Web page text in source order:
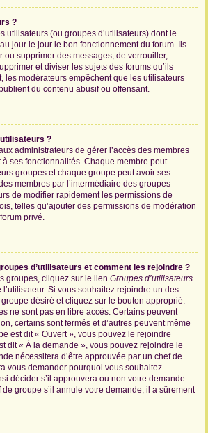
?
utilisateurs (ou groupes d’utilisateurs) dont le
jour le jour le bon fonctionnement du forum. Ils
ou supprimer des messages, de verrouiller,
et diviser les sujets des forums qu’ils
les modérateurs empêchent que les utilisateurs
du contenu abusif ou offensant.
?
administrateurs de gérer l’accès des membres
à ses fonctionnalités. Chaque membre peut
groupes et chaque groupe peut avoir ses
membres par l’intermédiaire des groupes
de modifier rapidement les permissions de
telles qu’ajouter des permissions de modération
privé.
d’utilisateurs et comment les rejoindre ?
groupes, cliquez sur le lien Groupes d’utilisateurs
Si vous souhaitez rejoindre un des
désiré et cliquez sur le bouton approprié.
ne sont pas en libre accès. Certains peuvent
certains sont fermés et d’autres peuvent même
est dit « Ouvert », vous pouvez le rejoindre
dit « À la demande », vous pouvez rejoindre le
nécessitera d’être approuvée par un chef de
vous demander pourquoi vous souhaitez
décider s’il approuvera ou non votre demande.
de groupe s’il annule votre demande, il a sûrement